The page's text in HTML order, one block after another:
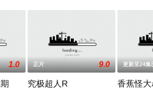
1.0 正片 9.0
究极超人R
更新至24集
香蕉怪